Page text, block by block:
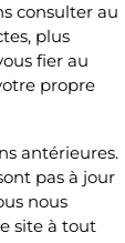
consulter au
plus
fier au
propre
antérieures.
pas à jour
nous
site à tout